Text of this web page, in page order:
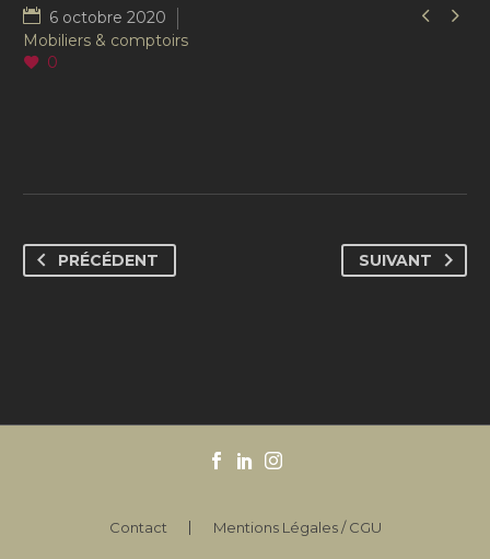
 
6 octobre 2020
Mobiliers & comptoirs
0
PRÉCÉDENT SUIVANT
Contact Mentions Légales / CGU